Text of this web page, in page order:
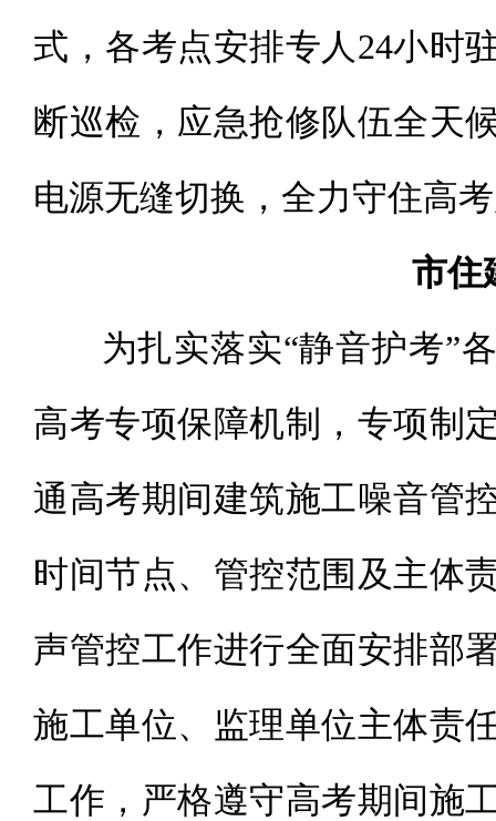
式，各考点安排专人24小时
断巡检，应急抢修队伍全天
电源无缝切换，全力守住高
市住
为扎实落实“静音护考”各
高考专项保障机制，专项制
通高考期间建筑施工噪音管
时间节点、管控范围及主体
声管控工作进行全面安排部
施工单位、监理单位主体责
工作，严格遵守高考期间施